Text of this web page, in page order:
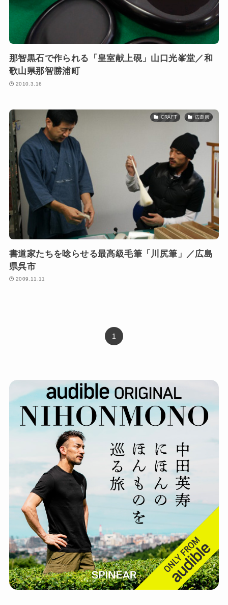
那智黒石で作られる「皇室献上硯」山口光峯堂／和
歌山県那智勝浦町
2010.3.16
CRAFT 広島県
書道家たちを唸らせる最高級毛筆「川尻筆」／広島
県呉市
2009.11.11
1